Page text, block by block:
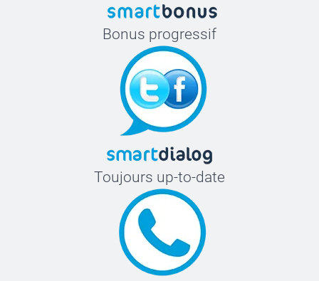
Bonus progressif
Toujours up-to-date